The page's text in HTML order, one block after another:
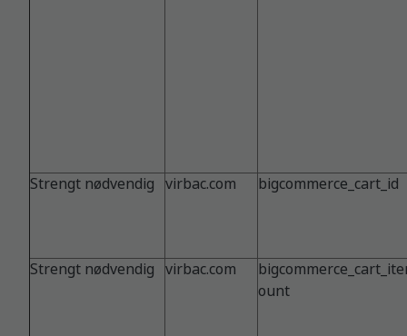
Strengt nødvendig virbac.com bigcommerce_cart_id
Strengt nødvendig virbac.com
ount